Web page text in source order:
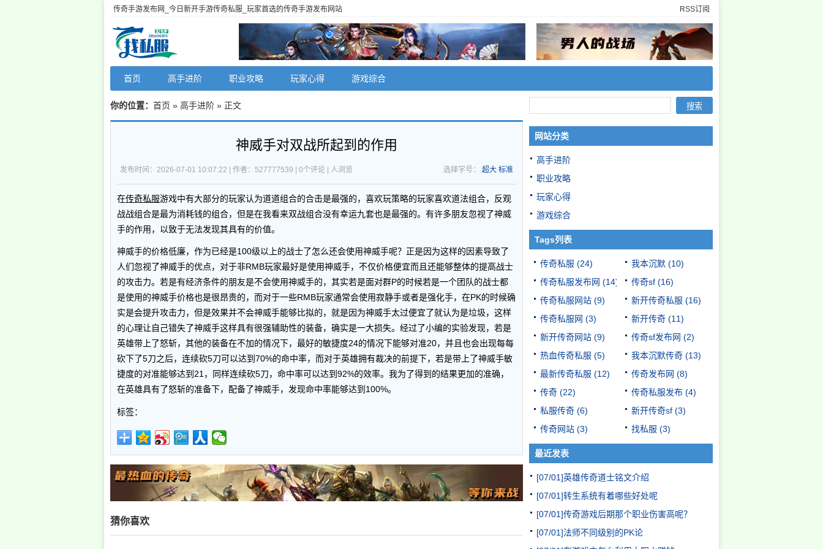
RSS订阅
传奇手游发布网_今日新开手游传奇私服_玩家首选的传奇手游发布网站
首页 高手进阶 职业攻略 玩家心得 游戏综合
你的位置： 首页 » 高手进阶 » 正文
神威手对双战所起到的作用
选择字号： 超大 标准
发布时间：2026-07-01 10:07:22 | 作者：527777539 | 0个评论 | 人浏览
在传奇私服游戏中有大部分的玩家认为道道组合的合击是最强的，喜欢玩策略的玩家喜欢道法组合，反观
战战组合是最为消耗钱的组合，但是在我看来双战组合没有幸运九套也是最强的。有许多朋友忽视了神威
手的作用，以致于无法发现其具有的价值。
神威手的价格低廉，作为已经是100级以上的战士了怎么还会使用神威手呢？正是因为这样的因素导致了
人们忽视了神威手的优点，对于非RMB玩家最好是使用神威手，不仅价格便宜而且还能够整体的提高战士
的攻击力。若是有经济条件的朋友是不会使用神威手的，其实若是面对群P的时候若是一个团队的战士都
是使用的神威手价格也是很昂贵的，而对于一些RMB玩家通常会使用寂静手或者是强化手，在PK的时候确
实是会提升攻击力，但是效果并不会神威手能够比拟的，就是因为神威手太过便宜了就认为是垃圾，这样
的心理让自己错失了神威手这样具有很强辅助性的装备，确实是一大损失。经过了小编的实验发现，若是
英雄带上了怒斩，其他的装备在不加的情况下，最好的敏捷度24的情况下能够对准20，并且也会出现每每
砍下了5刀之后，连续砍5刀可以达到70%的命中率，而对于英雄拥有裁决的前提下，若是带上了神威手敏
捷度的对准能够达到21，同样连续砍5刀，命中率可以达到92%的效率。我为了得到的结果更加的准确，
在英雄具有了怒斩的准备下，配备了神威手，发现命中率能够达到100%。
标签：
猜你喜欢
网站分类
高手进阶
职业攻略
玩家心得
游戏综合
Tags列表
传奇私服 (24) 我本沉默 (10)
传奇私服发布网 (14) 传奇sf (16)
传奇私服网站 (9) 新开传奇私服 (16)
传奇私服网 (3) 新开传奇 (11)
新开传奇网站 (9) 传奇sf发布网 (2)
热血传奇私服 (5) 我本沉默传奇 (13)
最新传奇私服 (12) 传奇发布网 (8)
传奇 (22) 传奇私服发布 (4)
私服传奇 (6) 新开传奇sf (3)
传奇网站 (3) 找私服 (3)
最近发表
[07/01]英雄传奇道士铭文介绍
[07/01]转生系统有着哪些好处呢
[07/01]传奇游戏后期那个职业伤害高呢？
[07/01]法师不同级别的PK论